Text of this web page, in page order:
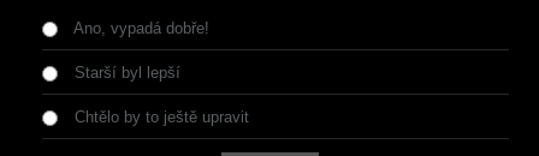
Ano, vypadá dobře!
Starší byl lepší
Chtělo by to ještě upravit